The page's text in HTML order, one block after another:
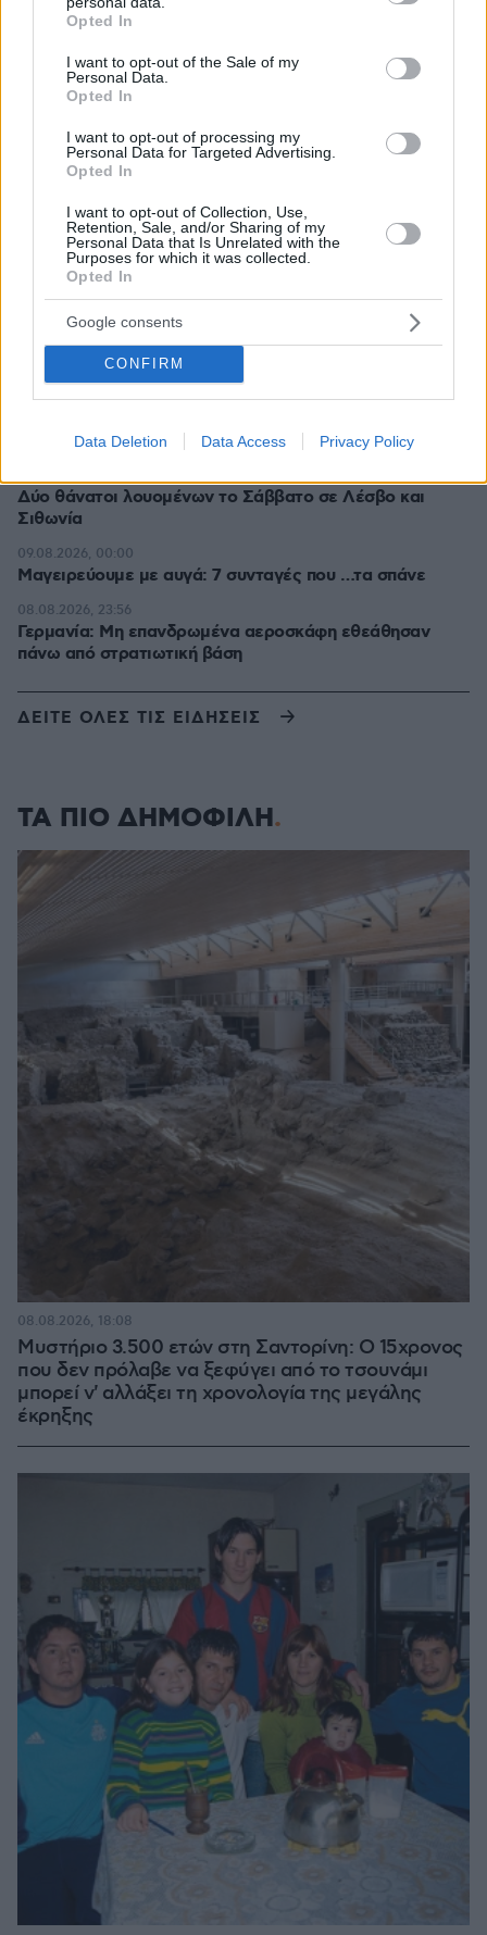
grant or deny consent to Google and its third-party tags to
use your data for below specified purposes in below Google
consent section.
Opted In
I want to opt-out of the Sale of my
Personal Data.
Opted In
I want to opt-out of processing my
Personal Data for Targeted Advertising.
Opted In
I want to opt-out of Collection, Use,
Retention, Sale, and/or Sharing of my
Personal Data that Is Unrelated with the
Purposes for which it was collected.
Opted In
Google consents
CONFIRM
Data Deletion Data Access Privacy Policy
Τουλάχιστον 22 νεκροί κατά τη σύγκρουση δύο
λεωφορείων στον Νίγηρα
7 ηπειρώτικες πίτες: Φτιάχνουμε πλασίντα, κοθρόπιτα,
μπατσαριά, και άλλες που λατρεύουμε
09.08.2026, 01:00
Συντριβή ελικοπτέρου στο Ρίο ντε Τζανέιρο, νεκροί οι
τέσσερις επιβαίνοντες
09.08.2026, 00:59
Εκτός ελέγχου μεγάλη δασική πυρκαγιά στον Καναδά,
χιλιάδες αναγκάστηκαν να εγκαταλείψουν τις εστίες
09.08.2026, 00:42
Ποιοι μπορεί να είναι οι λόγοι που μια γάτα τινάζεται
στον ύπνο της
09.08.2026, 00:30
Πόσες έχουν πάνω από 6 παιδιά
09.08.2026, 00:15
Δύο θάνατοι λουομένων το Σάββατο σε Λέσβο και
Σιθωνία
Μαγειρεύουμε με αυγά: 7 συνταγές που …τα σπάνε
09.08.2026, 00:00
Γερμανία: Μη επανδρωμένα αεροσκάφη εθεάθησαν
πάνω από στρατιωτική βάση
08.08.2026, 23:56
ΔΕΙΤΕ ΟΛΕΣ ΤΙΣ ΕΙΔΗΣΕΙΣ
ΤΑ ΠΙΟ ΔΗΜΟΦΙΛΗ
Μυστήριο 3.500 ετών στη Σαντορίνη: Ο 15χρονος
που δεν πρόλαβε να ξεφύγει από το τσουνάμι
μπορεί ν' αλλάξει τη χρονολογία της μεγάλης
έκρηξης
08.08.2026, 18:08